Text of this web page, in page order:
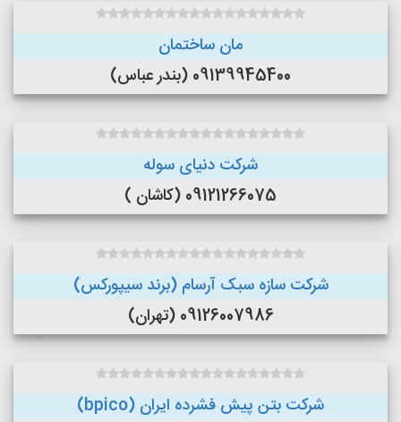
مان ساختمان
09139945400 (بندر عباس)
شرکت دنیای سوله
09121266075 (کاشان )
شرکت سازه سبک آرسام (برند سیپورکس)
09126007986 (تهران)
شرکت بتن پیش فشرده ایران (bpico)